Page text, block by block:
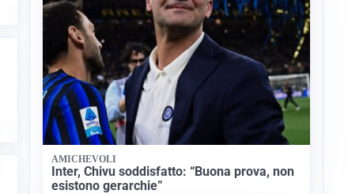
AMICHEVOLI
Inter, Chivu soddisfatto: “Buona prova, non
esistono gerarchie”